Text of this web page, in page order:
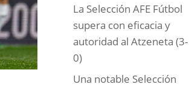
La Selección AFE Fútbol
supera con eficacia y
autoridad al Atzeneta (3-
0)
Una notable Selección